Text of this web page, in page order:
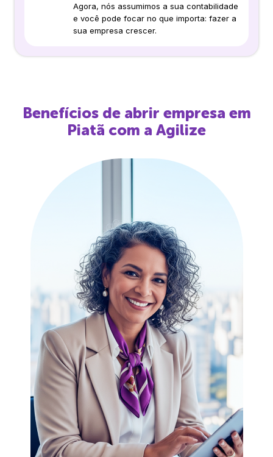
Agora, nós assumimos a sua contabilidade
e você pode focar no que importa: fazer a
sua empresa crescer.
Benefícios de abrir empresa em
Piatã com a Agilize